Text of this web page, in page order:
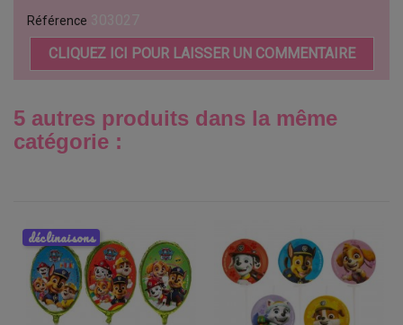
Référence
CLIQUEZ ICI POUR LAISSER UN COMMENTAIRE
5 autres produits dans la même
catégorie :
déclinaisons